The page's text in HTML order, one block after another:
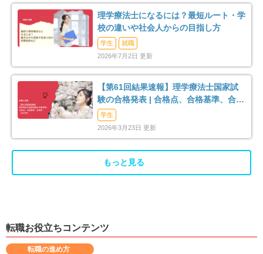
理学療法士になるには？最短ルート・学
校の違いや社会人からの目指し方
学生
就職
2026年7月2日 更新
【第61回結果速報】理学療法士国家試
験の合格発表 | 合格点、合格基準、合格
率（2026年）
学生
2026年3月23日 更新
もっと見る
転職お役立ちコンテンツ
転職の進め方